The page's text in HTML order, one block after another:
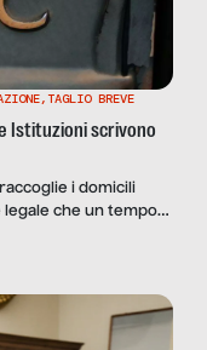
,TAGLIO BREVE
Istituzioni scrivono
i domicili
che un tempo
PEC. Ma di